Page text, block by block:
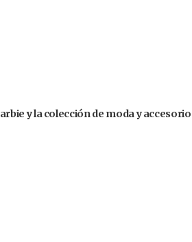
y la colección de moda y